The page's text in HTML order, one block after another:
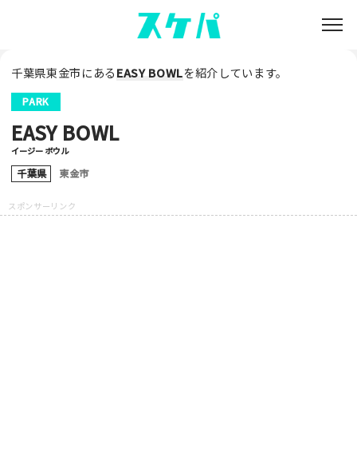
千葉県東金市にあるEASY BOWLを紹介しています。
PARK
EASY BOWL
イージー ボウル
千葉県 東金市